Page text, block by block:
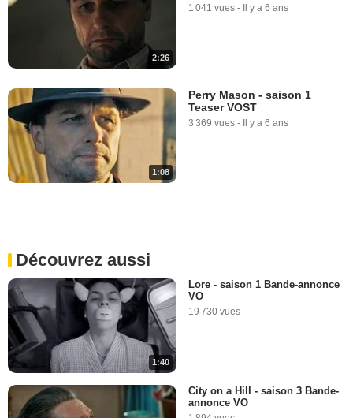
2:26
1 041 vues - Il y a 6 ans
1:08
Perry Mason - saison 1
Teaser VOST
3 369 vues - Il y a 6 ans
Découvrez aussi
1:40
Lore - saison 1 Bande-annonce
VO
19 730 vues
City on a Hill - saison 3 Bande-
annonce VO